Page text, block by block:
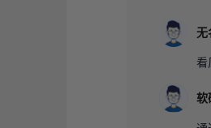
无
软